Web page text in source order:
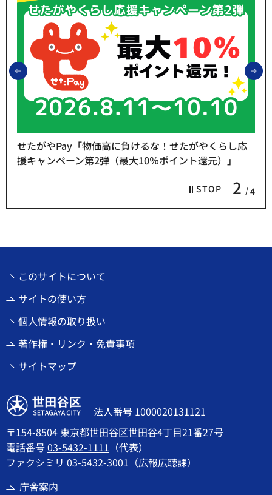
前のスライドを表示
STOP 2 4
せたがやPay「物価高に負けるな！せたがやくらし応
援キャンペーン第2弾（最大10％ポイント還元）」
このサイトについて
サイトの使い方
個人情報の取り扱い
著作権・リンク・免責事項
サイトマップ
世田谷区
法人番号 1000020131121
〒154-8504 東京都世田谷区世田谷4丁目21番27号
電話番号03-5432-1111 （代表）
ファクシミリ 03-5432-3001（広報広聴課）
庁舎案内